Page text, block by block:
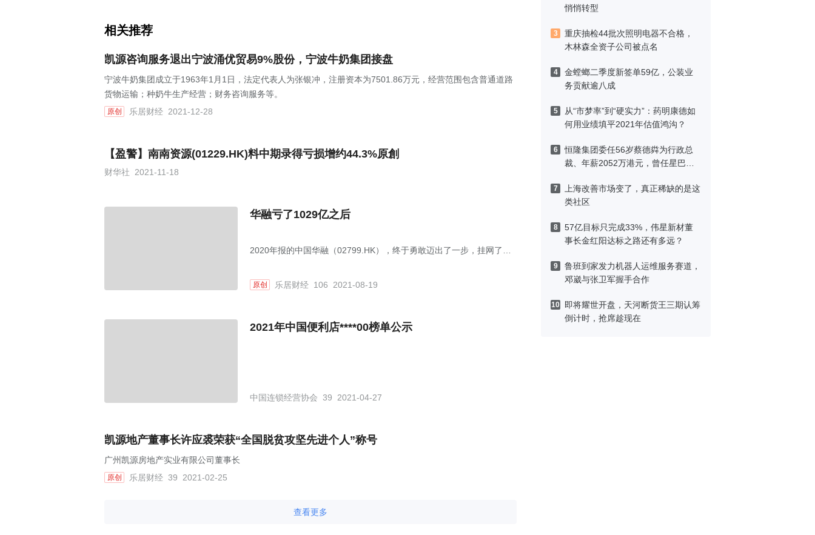
悄悄转型
3
重庆抽检44批次照明电器不合格，
木林森全资子公司被点名
4
金螳螂二季度新签单59亿，公装业
务贡献逾八成
5
从“市梦率”到“硬实力”：药明康德如
何用业绩填平2021年估值鸿沟？
6
恒隆集团委任56岁蔡德粦为行政总
裁、年薪2052万港元，曾任星巴克
7
上海改善市场变了，真正稀缺的是这
类社区
8
57亿目标只完成33%，伟星新材董
事长金红阳达标之路还有多远？
9
鲁班到家发力机器人运维服务赛道，
邓崴与张卫军握手合作
10
即将耀世开盘，天河断货王三期认筹
倒计时，抢席趁现在
相关推荐
凯源咨询服务退出宁波涌优贸易9%股份，宁波牛奶集团接盘
宁波牛奶集团成立于1963年1月1日，法定代表人为张银冲，注册资本为7501.86万元，经营范围包含普通道路
货物运输；种奶牛生产经营；财务咨询服务等。
原创 乐居财经 2021-12-28
【盈警】南南资源(01229.HK)料中期录得亏损增约44.3%原創
财华社 2021-11-18
华融亏了1029亿之后
2020年报的中国华融（02799.HK），终于勇敢迈出了一步，挂网了一
原创 乐居财经 106 2021-08-19
2021年中国便利店****00榜单公示
中国连锁经营协会 39 2021-04-27
凯源地产董事长许应裘荣获“全国脱贫攻坚先进个人”称号
广州凯源房地产实业有限公司董事长
原创 乐居财经 39 2021-02-25
查看更多